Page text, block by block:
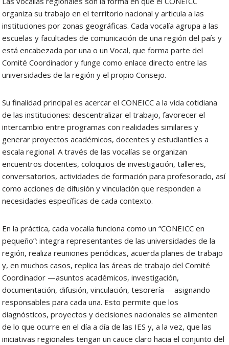
organiza su trabajo en el territorio nacional y articula a las
instituciones por zonas geográficas. Cada vocalía agrupa a las
escuelas y facultades de comunicación de una región del país y
está encabezada por una o un Vocal, que forma parte del
Comité Coordinador y funge como enlace directo entre las
universidades de la región y el propio Consejo.
Su finalidad principal es acercar el CONEICC a la vida cotidiana
de las instituciones: descentralizar el trabajo, favorecer el
intercambio entre programas con realidades similares y
generar proyectos académicos, docentes y estudiantiles a
escala regional. A través de las vocalías se organizan
encuentros docentes, coloquios de investigación, talleres,
conversatorios, actividades de formación para profesorado, así
como acciones de difusión y vinculación que responden a
necesidades específicas de cada contexto.
En la práctica, cada vocalía funciona como un “CONEICC en
pequeño”: integra representantes de las universidades de la
región, realiza reuniones periódicas, acuerda planes de trabajo
y, en muchos casos, replica las áreas de trabajo del Comité
Coordinador —asuntos académicos, investigación,
documentación, difusión, vinculación, tesorería— asignando
responsables para cada una. Esto permite que los
diagnósticos, proyectos y decisiones nacionales se alimenten
de lo que ocurre en el día a día de las IES y, a la vez, que las
iniciativas regionales tengan un cauce claro hacia el conjunto del